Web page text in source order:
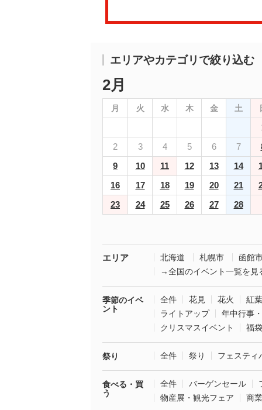
エリアやカテゴリで絞り込む
2月
月 火 水 木 金 土
2
3 4 5 6 7
9
10 11 12 13 14
16
17 18 19 20 21
23
24 25 26 27 28
エリア 北海道 札幌市
函館
→全国のイベント一覧を見
季節のイベ
ント
全件 花見 花火
紅葉
ライトアップ
年中行事
クリスマスイベント
福
祭り 全件 祭り フェスティ
食べる・買
う
全件 バーゲンセール
物産展・観光フェア
商